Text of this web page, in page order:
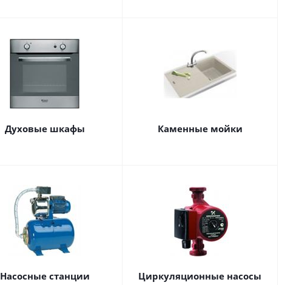
Духовые шкафы Каменные мойки
Насосные станции Циркуляционные насосы